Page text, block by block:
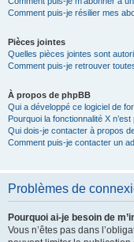
Comment puis-je résilier mes
Pièces jointes
Quelles pièces jointes sont
Comment puis-je retrouver
À propos de phpBB
Qui a développé ce logiciel de
Pourquoi la fonctionnalité X
Qui dois-je contacter à propos
Comment puis-je contacter un
Problèmes de
Pourquoi ai-je besoin de
Vous n’êtes pas dans